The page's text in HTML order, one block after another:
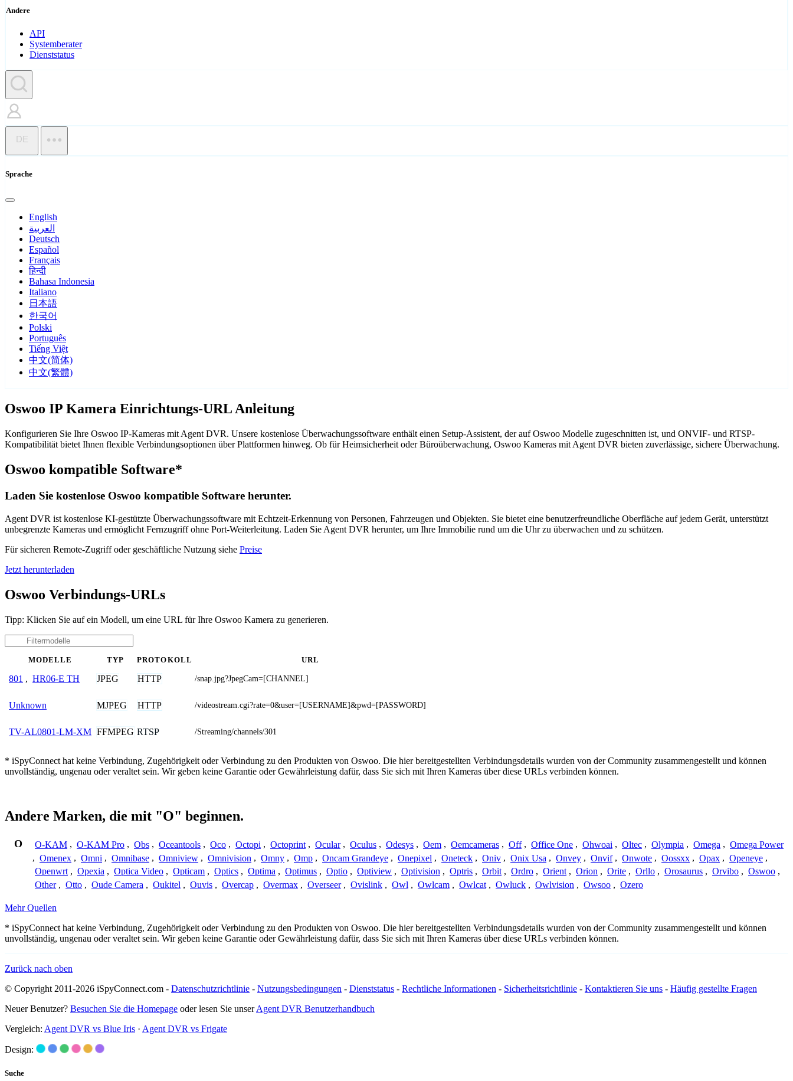
Andere
API
Systemberater
Dienststatus
DE
Sprache
English
العربية
Deutsch
Español
Français
हिन्दी
Bahasa Indonesia
Italiano
日本語
한국어
Polski
Português
Tiếng Việt
中文(简体)
中文(繁體)
Oswoo IP Kamera Einrichtungs-URL Anleitung
Konfigurieren Sie Ihre Oswoo IP-Kameras mit Agent DVR. Unsere kostenlose Überwachungssoftware enthält einen Setup-Assistent, der auf Oswoo Modelle zugeschnitten ist, und ONVIF- und RTSP-
Kompatibilität bietet Ihnen flexible Verbindungsoptionen über Plattformen hinweg. Ob für Heimsicherheit oder Büroüberwachung, Oswoo Kameras mit Agent DVR bieten zuverlässige, sichere Überwachung.
Oswoo kompatible Software*
Laden Sie kostenlose Oswoo kompatible Software herunter.
Agent DVR ist kostenlose KI-gestützte Überwachungssoftware mit Echtzeit-Erkennung von Personen, Fahrzeugen und Objekten. Sie bietet eine benutzerfreundliche Oberfläche auf jedem Gerät, unterstützt
unbegrenzte Kameras und ermöglicht Fernzugriff ohne Port-Weiterleitung. Laden Sie Agent DVR herunter, um Ihre Immobilie rund um die Uhr zu überwachen und zu schützen.
Für sicheren Remote-Zugriff oder geschäftliche Nutzung siehe Preise
Jetzt herunterladen
Oswoo Verbindungs-URLs
Tipp: Klicken Sie auf ein Modell, um eine URL für Ihre Oswoo Kamera zu generieren.
MODELLE TYP PROTOKOLL URL
801 , HR06-E TH JPEG HTTP /snap.jpg?JpegCam=[CHANNEL]
Unknown MJPEG HTTP /videostream.cgi?rate=0&user=[USERNAME]&pwd=[PASSWORD]
TV-AL0801-LM-XM FFMPEG RTSP /Streaming/channels/301
* iSpyConnect hat keine Verbindung, Zugehörigkeit oder Verbindung zu den Produkten von Oswoo. Die hier bereitgestellten Verbindungsdetails wurden von der Community zusammengestellt und können
unvollständig, ungenau oder veraltet sein. Wir geben keine Garantie oder Gewährleistung dafür, dass Sie sich mit Ihren Kameras über diese URLs verbinden können.
Andere Marken, die mit "O" beginnen.
O O-KAM , O-KAM Pro , Obs , Oceantools , Oco , Octopi , Octoprint , Ocular , Oculus , Odesys , Oem , Oemcameras , Off , Office One , Ohwoai , Oltec , Olympia , Omega , Omega Power
, Omenex , Omni , Omnibase , Omniview , Omnivision , Omny , Omp , Oncam Grandeye , Onepixel , Oneteck , Oniv , Onix Usa , Onvey , Onvif , Onwote , Oossxx , Opax , Openeye ,
Openwrt , Opexia , Optica Video , Opticam , Optics , Optima , Optimus , Optio , Optiview , Optivision , Optris , Orbit , Ordro , Orient , Orion , Orite , Orllo , Orosaurus , Orvibo , Oswoo ,
Other , Otto , Oude Camera , Oukitel , Ouvis , Overcap , Overmax , Overseer , Ovislink , Owl , Owlcam , Owlcat , Owluck , Owlvision , Owsoo , Ozero
Mehr Quellen
* iSpyConnect hat keine Verbindung, Zugehörigkeit oder Verbindung zu den Produkten von Oswoo. Die hier bereitgestellten Verbindungsdetails wurden von der Community zusammengestellt und können
unvollständig, ungenau oder veraltet sein. Wir geben keine Garantie oder Gewährleistung dafür, dass Sie sich mit Ihren Kameras über diese URLs verbinden können.
Zurück nach oben
© Copyright 2011-2026 iSpyConnect.com - Datenschutzrichtlinie - Nutzungsbedingungen - Dienststatus - Rechtliche Informationen - Sicherheitsrichtlinie - Kontaktieren Sie uns - Häufig gestellte Fragen
Neuer Benutzer? Besuchen Sie die Homepage oder lesen Sie unserAgent DVR Benutzerhandbuch
Vergleich: Agent DVR vs Blue Iris · Agent DVR vs Frigate
Design:
Suche